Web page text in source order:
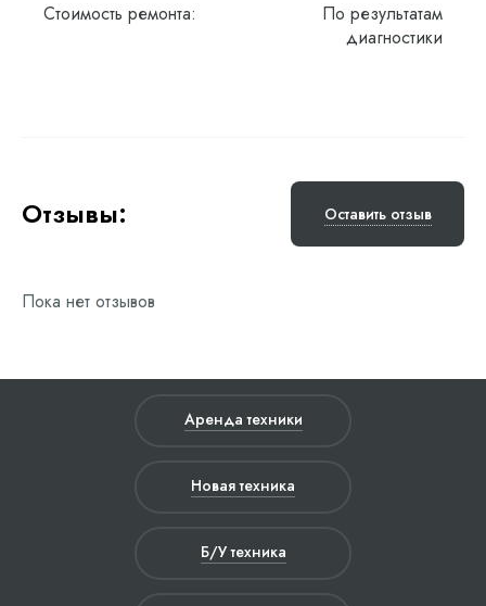
Стоимость ремонта:
По результатам
диагностики
Отзывы: Оставить отзыв
Пока нет отзывов
Аренда техники
Новая техника
Б/У техника